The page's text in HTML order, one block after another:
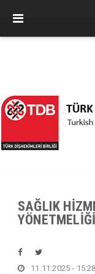
SAĞLIK
YÖNETMELİĞİ
11.11.2025 - 15:28